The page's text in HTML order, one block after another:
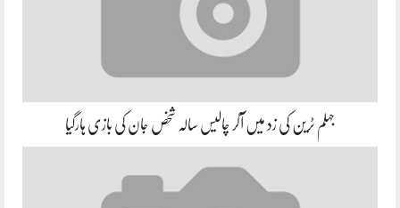
جہلم ٹرین کی زد میں آکر چالیس سالہ شخص جان کی بازی ہارگیا